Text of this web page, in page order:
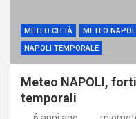
METEO CITTÀ METEO
NAPOLI TEMPORALE
Meteo NAPOLI,
temporali